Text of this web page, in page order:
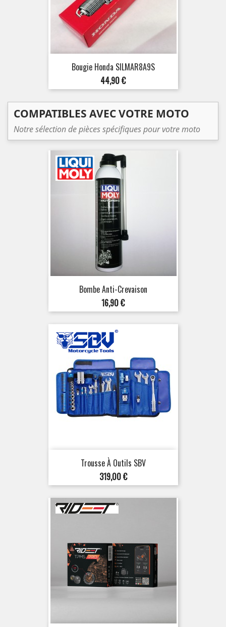
Bougie Honda SILMAR8A9S
Prix
44,90 €
COMPATIBLES AVEC VOTRE MOTO
Notre sélection de pièces spécifiques pour votre moto
Bombe Anti-Crevaison
Prix
16,90 €
Trousse À Outils SBV
Prix
319,00 €